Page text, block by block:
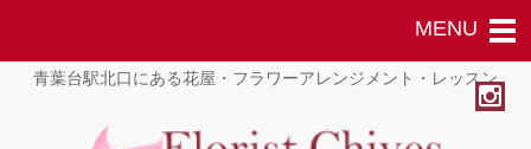
青葉台駅北口にある花屋・フラワーアレンジメント・レッスン